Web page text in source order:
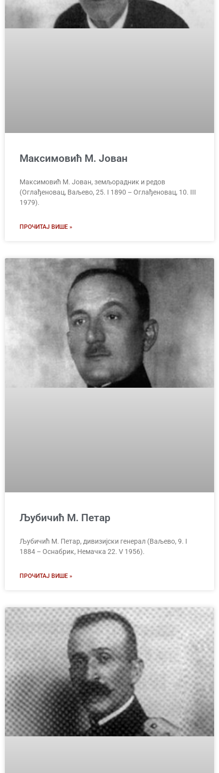
Максимовић М. Јован
Максимовић М. Јован, земљорадник и редов
(Оглађеновац, Ваљево, 25. I 1890 – Оглађеновац, 10. III
1979).
ПРОЧИТАЈ ВИШЕ »
Љубичић М. Петар
Љубичић М. Петар, дивизијски генерал (Ваљево, 9. I
1884 – Оснабрик, Немачка 22. V 1956).
ПРОЧИТАЈ ВИШЕ »